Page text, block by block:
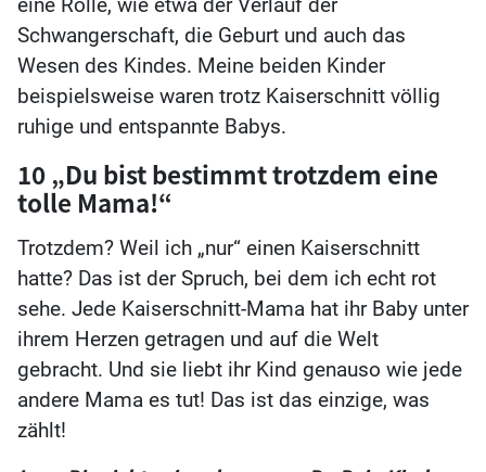
Schwangerschaft, die Geburt und auch das
Wesen des Kindes. Meine beiden Kinder
beispielsweise waren trotz Kaiserschnitt völlig
ruhige und entspannte Babys.
10 „Du bist bestimmt trotzdem eine
tolle Mama!“
Trotzdem? Weil ich „nur“ einen Kaiserschnitt
hatte? Das ist der Spruch, bei dem ich echt rot
sehe. Jede Kaiserschnitt-Mama hat ihr Baby unter
ihrem Herzen getragen und auf die Welt
gebracht. Und sie liebt ihr Kind genauso wie jede
andere Mama es tut! Das ist das einzige, was
zählt!